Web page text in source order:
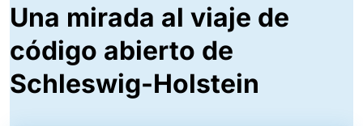
Una mirada al viaje de
código abierto de
Schleswig-Holstein